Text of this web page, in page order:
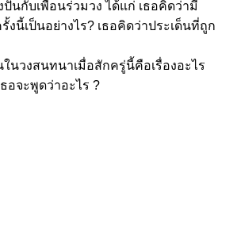
นกับเพื่อนร่วมวง ได้แก่ เธอคิดว่ามี
นี้เป็นอย่างไร? เธอคิดว่าประเด็นที่ถูก
วงสนทนาเมื่อสักครู่นี้คือเรื่องอะไร
อจะพูดว่าอะไร ?